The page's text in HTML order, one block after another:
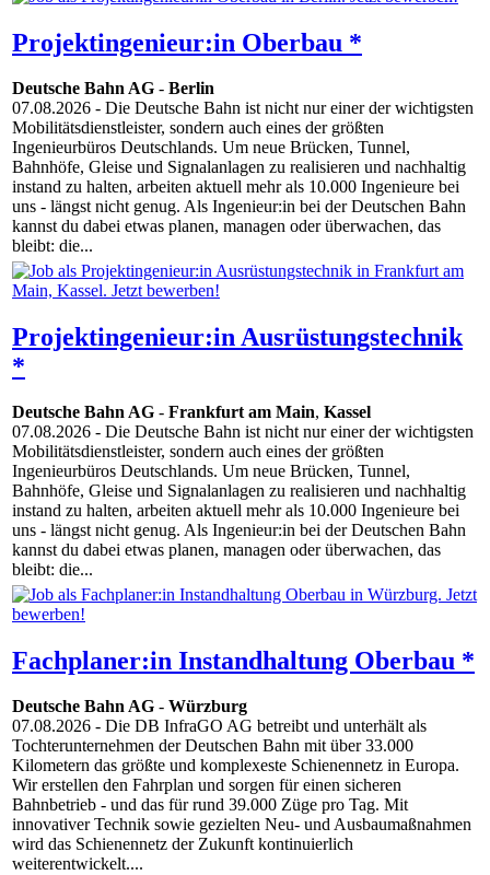
Projektingenieur:in Oberbau *
Deutsche Bahn AG - Berlin
07.08.2026 - Die Deutsche Bahn ist nicht nur einer der wichtigsten
Mobilitätsdienstleister, sondern auch eines der größten
Ingenieurbüros Deutschlands. Um neue Brücken, Tunnel,
Bahnhöfe, Gleise und Signalanlagen zu realisieren und nachhaltig
instand zu halten, arbeiten aktuell mehr als 10.000 Ingenieure bei
uns - längst nicht genug. Als Ingenieur:in bei der Deutschen Bahn
kannst du dabei etwas planen, managen oder überwachen, das
bleibt: die...
Projektingenieur:in Ausrüstungstechnik
*
Deutsche Bahn AG - Frankfurt am Main, Kassel
07.08.2026 - Die Deutsche Bahn ist nicht nur einer der wichtigsten
Mobilitätsdienstleister, sondern auch eines der größten
Ingenieurbüros Deutschlands. Um neue Brücken, Tunnel,
Bahnhöfe, Gleise und Signalanlagen zu realisieren und nachhaltig
instand zu halten, arbeiten aktuell mehr als 10.000 Ingenieure bei
uns - längst nicht genug. Als Ingenieur:in bei der Deutschen Bahn
kannst du dabei etwas planen, managen oder überwachen, das
bleibt: die...
Fachplaner:in Instandhaltung Oberbau *
Deutsche Bahn AG - Würzburg
07.08.2026 - Die DB InfraGO AG betreibt und unterhält als
Tochterunternehmen der Deutschen Bahn mit über 33.000
Kilometern das größte und komplexeste Schienennetz in Europa.
Wir erstellen den Fahrplan und sorgen für einen sicheren
Bahnbetrieb - und das für rund 39.000 Züge pro Tag. Mit
innovativer Technik sowie gezielten Neu- und Ausbaumaßnahmen
wird das Schienennetz der Zukunft kontinuierlich
weiterentwickelt....